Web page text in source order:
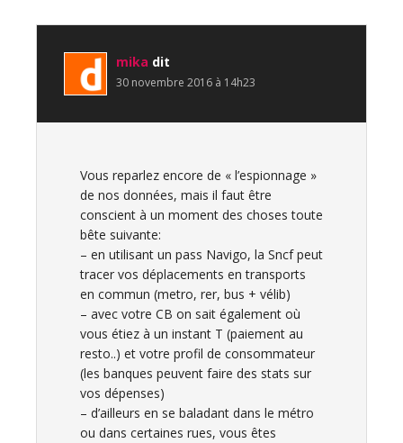
mika dit
30 novembre 2016 à 14h23
Vous reparlez encore de « l’espionnage »
de nos données, mais il faut être
conscient à un moment des choses toute
bête suivante:
– en utilisant un pass Navigo, la Sncf peut
tracer vos déplacements en transports
en commun (metro, rer, bus + vélib)
– avec votre CB on sait également où
vous étiez à un instant T (paiement au
resto..) et votre profil de consommateur
(les banques peuvent faire des stats sur
vos dépenses)
– d’ailleurs en se baladant dans le métro
ou dans certaines rues, vous êtes